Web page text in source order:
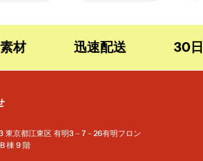
迅速配送 30日
東京都江東区 有明3－7－26有明フロン
棟 9 階